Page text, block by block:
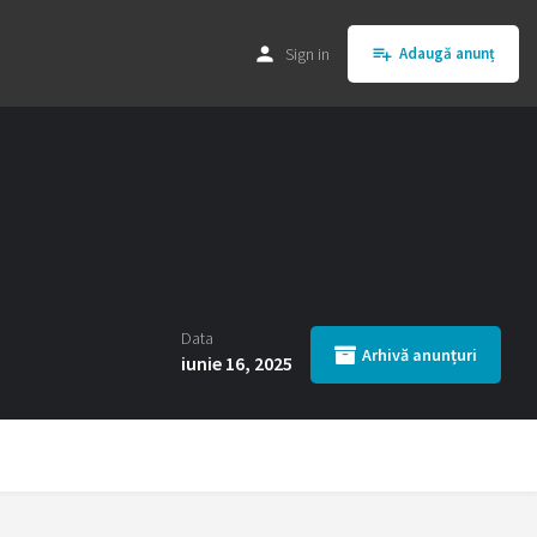
Sign in Adaugă anunț
Data
iunie 16, 2025 Arhivă anunțuri